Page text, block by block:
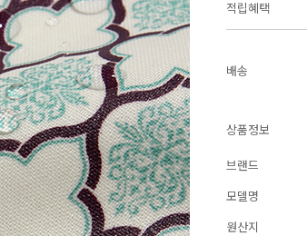
적립혜택
배송
상품정보
브랜드
모델명
원산지